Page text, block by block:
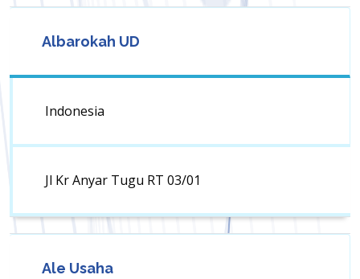
Albarokah UD
Indonesia
Jl Kr Anyar Tugu RT 03/01
Ale Usaha